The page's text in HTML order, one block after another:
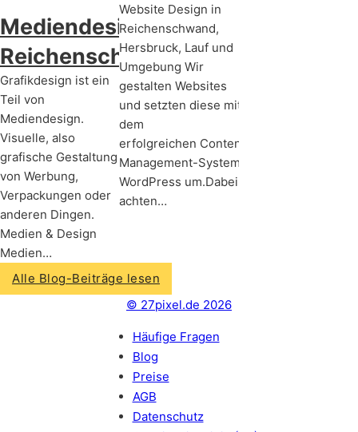
Mediendesign in
Reichenschwand
Grafikdesign ist ein
Teil von
Mediendesign.
Visuelle, also
grafische Gestaltung
von Werbung,
Verpackungen oder
anderen Dingen.
Medien & Design
Medien…
Website Design in
Reichenschwand,
Hersbruck, Lauf und
Umgebung Wir
gestalten Websites
und setzten diese mit
dem
erfolgreichen Content-
Management-System
WordPress um.Dabei
achten…
Alle Blog-Beiträge lesen
© 27pixel.de 2026
Häufige Fragen
Blog
Preise
AGB
Datenschutz